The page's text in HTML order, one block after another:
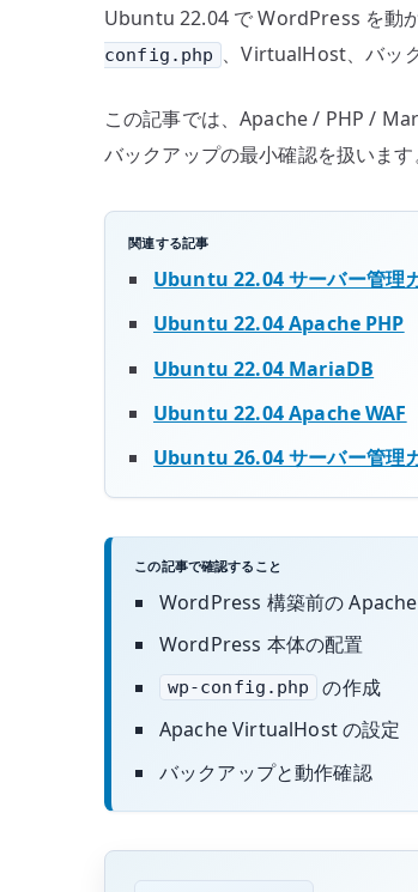
Ubuntu 22.04 で WordPress を動
config.php 、VirtualHost、バッ
この記事では、Apache / PHP /
バックアップの最小確認を扱いま
関連する記事
Ubuntu 22.04 サーバー管理
Ubuntu 22.04 Apache PHP
Ubuntu 22.04 MariaDB
Ubuntu 22.04 Apache WAF
Ubuntu 26.04 サーバー管理
この記事で確認すること
WordPress 構築前の
WordPress 本体の配置
wp-config.php
の作成
Apache VirtualHost の設定
バックアップと動作確認